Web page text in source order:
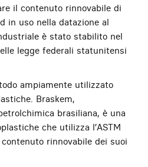
il contenuto rinnovabile di
in uso nella datazione al
è stato stabilito nel
legge federali statunitensi
ampiamente utilizzato
Braskem,
brasiliana, è una
che utilizza l’ASTM
rinnovabile dei suoi